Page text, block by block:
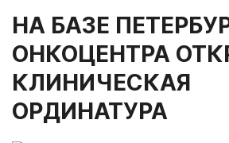
НА БАЗЕ
ОНКОЦЕНТРА
КЛИНИЧЕСКАЯ
ОРДИНАТУРА